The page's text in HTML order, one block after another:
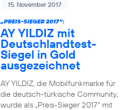
15. November 2017
„PREIS-SIEGER 2017“:
AY YILDIZ mit
Deutschlandtest-
Siegel in Gold
ausgezeichnet
AY YILDIZ, die Mobilfunkmarke für
die deutsch-türkische Community,
wurde als „Preis-Sieger 2017“ mit